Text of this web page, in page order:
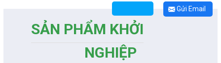
Gửi Email
SẢN PHẨM KHỞI
NGHIỆP